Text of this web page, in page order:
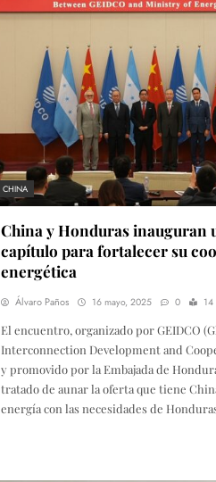
CHINA
China y Honduras inauguran
capítulo para fortalecer su
energética
Álvaro Paños 16 mayo, 2025 0 14
El encuentro, organizado por GEIDCO
Interconnection Development and
y promovido por la Embajada de
tratado de aunar la oferta que tiene
energía con las necesidades de